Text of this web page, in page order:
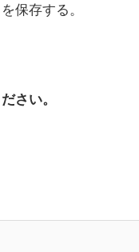
保存する。
さい。